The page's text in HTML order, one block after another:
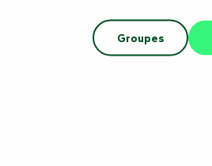
Groupes